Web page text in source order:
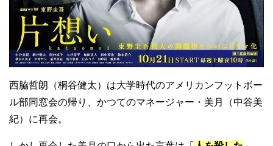
西脇哲朗（桐谷健太）は大学時代のアメリカンフットボー
ル部同窓会の帰り、かつてのマネージャー・美月（中谷美
紀）に再会。